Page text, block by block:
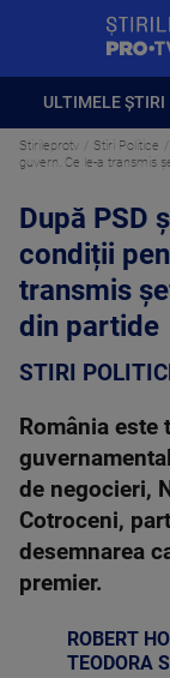
ULTIMELE ȘTIRI
Stirileprotv Stiri Politice
guvern. Ce le-a transmis
După PSD
condiții
transmis
din partide
STIRI
România
de negocieri,
Cotroceni,
desemnarea
premier.
ROBERT
TEODORA